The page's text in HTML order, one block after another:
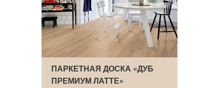
ПАРКЕТНАЯ ДОСКА «ДУБ
ПРЕМИУМ ЛАТТЕ»